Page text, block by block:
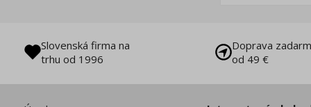
Slovenská firma na
trhu od 1996
Doprava
od 49 €